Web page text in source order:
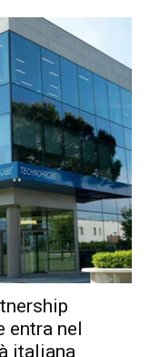
entra nel
italiana